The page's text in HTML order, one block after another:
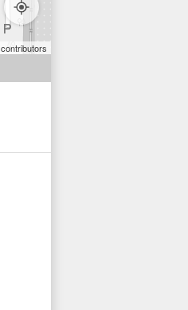
contributors